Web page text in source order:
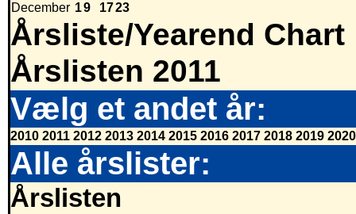
December 19 1723
Årsliste/Yearend Chart
Årslisten 2011
Vælg et andet år:
2010 2011 2012 2013 2014 2015 2016 2017 2018 2019 2020
Alle årslister:
Årslisten